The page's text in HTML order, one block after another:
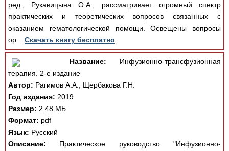
ред., Рукавицына О.А., рассматривает огромный спектр
практических и теоретических вопросов связанных с
оказанием гематологической помощи. Освещены вопросы
ор... Скачать книгу бесплатно
Название: Инфузионно-трансфузионная
терапия. 2-е издание
Автор: Рагимов А.А., Щербакова Г.Н.
Год издания: 2019
Размер: 2.48 МБ
Формат: pdf
Язык: Русский
Описание: Практическое руководство "Инфузионно-